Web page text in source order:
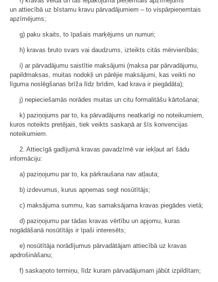
un attiecībā uz bīstamu kravu pārvadājumiem – to vispārpieņemtais
apzīmējums;
g) paku skaits, to īpašais marķējums un numuri;
h) kravas bruto svars vai daudzums, izteikts citās mērvienībās;
i) ar pārvadājumu saistītie maksājumi (maksa par pārvadājumu,
papildmaksas, muitas nodokļi un pārējie maksājumi, kas veikti no
līguma noslēgšanas brīža līdz brīdim, kad krava ir piegādāta);
j) nepieciešamās norādes muitas un citu formalitāšu kārtošanai;
k) paziņojums par to, ka pārvadājums neatkarīgi no noteikumiem,
kuros noteikts pretējais, tiek veikts saskaņā ar šīs konvencijas
noteikumiem.
2. Attiecīgā gadījumā kravas pavadzīmē var iekļaut arī šādu
informāciju:
a) paziņojumu par to, ka pārkraušana nav atļauta;
b) izdevumus, kurus apņemas segt nosūtītājs;
c) maksājuma summu, kas samaksājama kravas piegādes vietā;
d) paziņojumu par tādas kravas vērtību un apjomu, kuras
nogādāšanā nosūtītājs ir īpaši interesēts;
e) nosūtītāja norādījumus pārvadātājam attiecībā uz kravas
apdrošināšanu;
f) saskaņoto termiņu, līdz kuram pārvadājumam jābūt izpildītam;